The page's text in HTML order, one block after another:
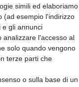
simili ed elaboriamo
(ad esempio l'indirizzo
e gli annunci
analizzare l'accesso al
solo quando vengono
terze parti che
o sulla base di un